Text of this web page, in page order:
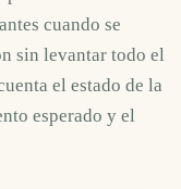
cuando se
sin levantar todo el
el estado de la
esperado y el